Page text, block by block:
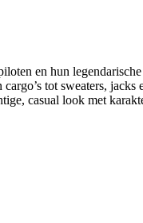
en hun
tot sweaters,
casual look met